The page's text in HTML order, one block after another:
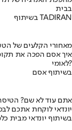
בבית
בשיתוף TADIRAN
מאחורי הקלעים של
לאומי?
בשיתוף אסם
אתם עוד לא שם?
יונדאי לוקחת אתכם
בשיתוף יונדאי מבית